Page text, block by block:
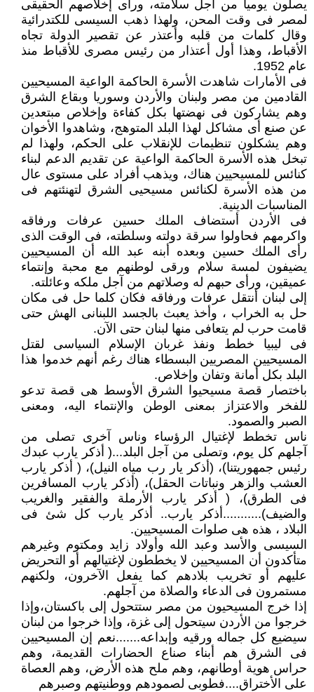
يصلون يوميا من آجل سلامته، ورأى إخلاصهم الحقيقى
لمصر فى وقت المحن، ولهذا ذهب السيسى للكتدرائية
وقال كلمات من قلبه وأعتذر عن تقصير الدولة تجاه
الأقباط، وهذا أول أعتذار من رئيس مصرى للأقباط منذ
عام 1952.
فى الأمارات شاهدت الأسرة الحاكمة الواعية المسيحيين
القادمين من مصر ولبنان والأردن وسوريا وبقاع الشرق
وهم يشاركون فى نهضتها بكل كفاءة وإخلاص مبتعدين
عن صنع أى مشاكل لهذا البلد المتوهج، وشاهدوا الأخوان
وهم يشكلون تنظيمات للإنقلاب على الحكم، ولهذا لم
تبخل هذه الأسرة الحاكمة الواعية عن تقديم الدعم لبناء
كنائس للمسيحيين هناك، ويذهب أفراد على مستوى عال
من هذه الأسرة لكنائس مسيحيى الشرق لتهنئتهم فى
المناسبات الدينية.
فى الأردن أستضاف الملك حسين عرفات ورفاقه
واكرمهم فحاولوا سرقة دولته وسلطته، فى الوقت الذى
رأى الملك حسين وبعده أبنه عبد الله أن المسيحيين
يضيفون لمسة سلام ورقى لوطنهم مع محبة وإنتماء
عميقين، ورأى حبهم له وصلاتهم من آجل ملكه وعائلته.
إلى لبنان أنتقل عرفات ورفاقه فكان كلما حل فى مكان
حل به الخراب ، وأخذ يعبث بالجسد اللبنانى الهش حتى
قامت حرب لم يتعافى منها لبنان حتى الآن.
فى ليبيا خطط ونفذ غربان الإسلام السياسى لقتل
المسيحيين المصريين البسطاء هناك رغم أنهم خدموا هذا
البلد بكل أمانة وتفان وإخلاص.
باختصار قصة مسيحيوا الشرق الأوسط هى قصة تدعو
للفخر والاعتزاز بمعنى الوطن والإنتماء اليه، ومعنى
الصبر والصمود.
ناس تخطط لإغتيال الرؤساء وناس آخرى تصلى من
آجلهم كل يوم، وتصلى من آجل البلد...( أذكر يارب عبدك
رئيس جمهوريتنا)، (أذكر يار رب مياه النيل)، ( أذكر يارب
العشب والزهر ونباتات الحقل)، (أذكر يارب المسافرين
فى الطرق)، ( أذكر يارب الأرملة والفقير والغريب
والضيف)...........أذكر يارب.. أذكر يارب كل شئ فى
البلاد ، هذه هى صلوات المسيحيين.
السيسى والأسد وعبد الله وأولاد زايد ومكتوم وغيرهم
متأكدون أن المسيحيين لا يخططون لإغتيالهم أو التحريض
عليهم أو تخريب بلادهم كما يفعل الآخرون، ولكنهم
مستمرون فى الدعاء والصلاة من آجلهم.
إذا خرج المسيحيون من مصر ستتحول إلى باكستان،وإذا
خرجوا من الأردن سيتحول إلى غزة، وإذا خرجوا من لبنان
سيضيع كل جماله ورقيه وإبداعه.......نعم إن المسيحيين
فى الشرق هم أبناء صناع الحضارات القديمة، وهم
حراس هوية أوطانهم، وهم ملح هذه الأرض، وهم العصاة
على الأختراق....فطوبى لصمودهم ووطنيتهم وصبرهم